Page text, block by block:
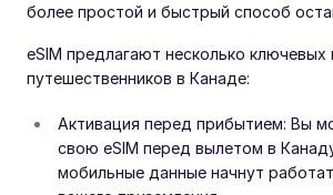
более простой и быстрый способ
eSIM предлагают несколько
путешественников в Канаде:
Активация перед прибытием: Вы
свою eSIM перед вылетом в
мобильные данные начнут